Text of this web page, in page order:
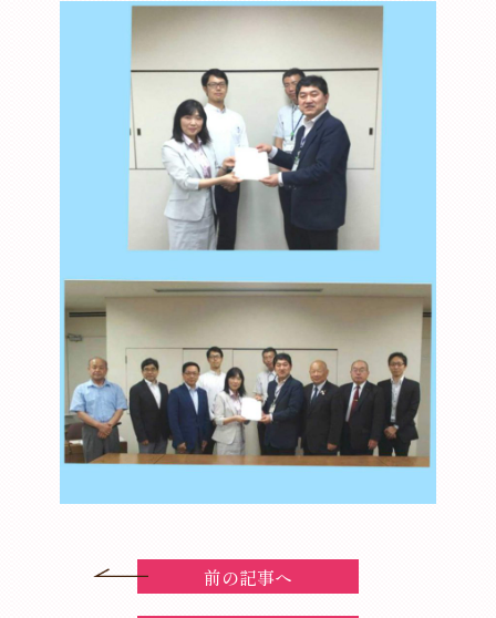
前の記事へ